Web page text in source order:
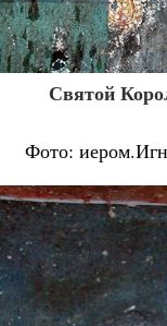
Святой
Фото: